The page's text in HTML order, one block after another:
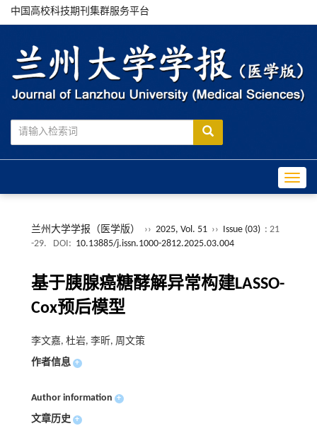
中国高校科技期刊集群服务平台
兰州大学学报（医学版） ›› 2025, Vol. 51 ›› Issue (03) : 21
-29.
DOI: 10.13885/j.issn.1000-2812.2025.03.004
基于胰腺癌糖酵解异常构建LASSO-
Cox预后模型
李文嘉, 杜岩, 李昕, 周文策
作者信息 +
Author information +
文章历史 +